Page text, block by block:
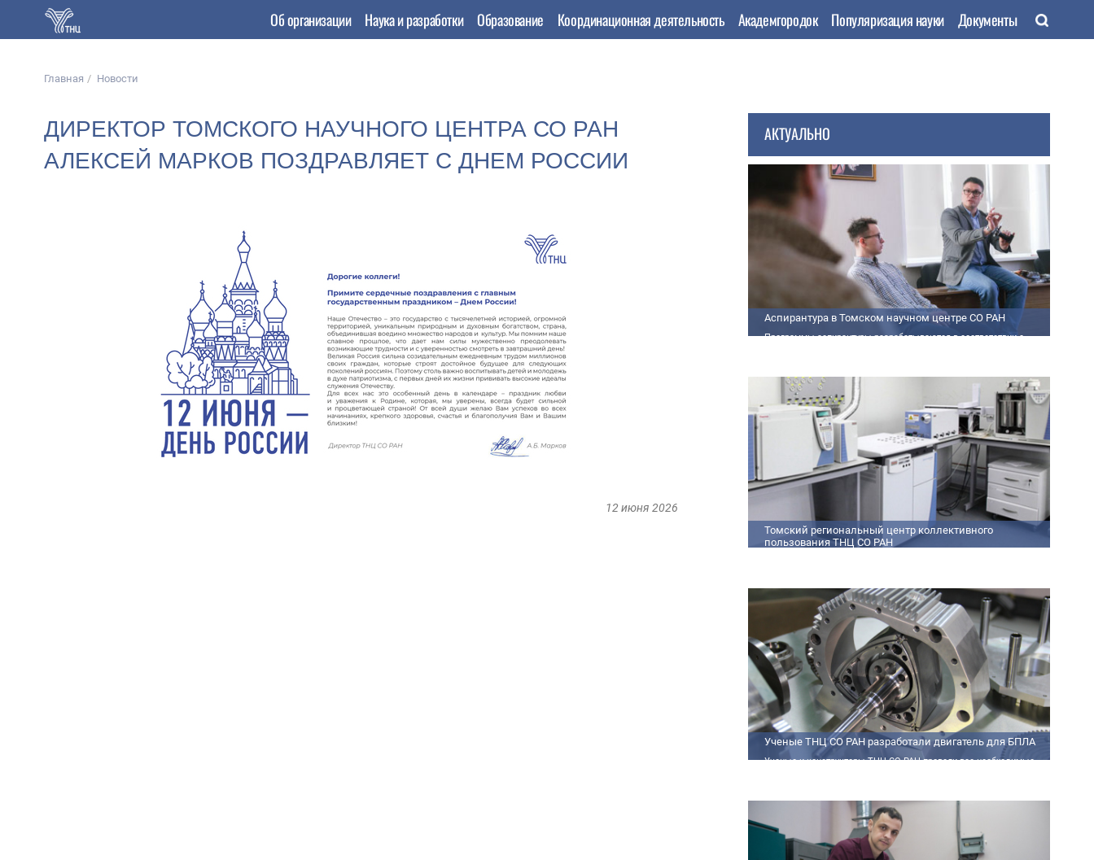
Об организации Наука и разработки Образование Координационная деятельность Академгородок Популяризация науки Документы
Главная Новости
ДИРЕКТОР ТОМСКОГО НАУЧНОГО ЦЕНТРА СО РАН
АЛЕКСЕЙ МАРКОВ ПОЗДРАВЛЯЕТ С ДНЕМ РОССИИ
12 июня 2026
АКТУАЛЬНО
Аспирантура в Томском научном центре СО РАН
Программы аспирантуры разрабатываются в соответствии с
Томский региональный центр коллективного
пользования ТНЦ СО РАН
материаловедению, радиоизмерению, спектроскопии и
осциллографии
Ученые ТНЦ СО РАН разработали двигатель для БПЛА
Ученые и конструкторы ТНЦ СО РАН провели все необходимые
горения, а также разработали конструкторскую документацию
на опытный образец двигателя.